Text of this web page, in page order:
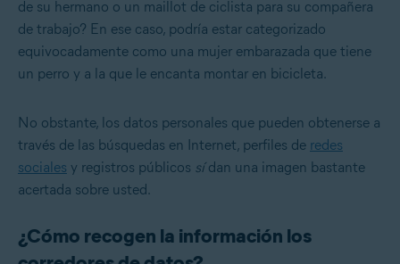
de su hermano o un maillot de ciclista para su compañera
de trabajo? En ese caso, podría estar categorizado
equivocadamente como una mujer embarazada que tiene
un perro y a la que le encanta montar en bicicleta.
No obstante, los datos personales que pueden obtenerse a
través de las búsquedas en Internet, perfiles de redes
sociales y registros públicos sídan una imagen bastante
acertada sobre usted.
¿Cómo recogen la información los